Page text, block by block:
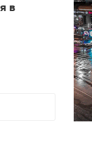
в